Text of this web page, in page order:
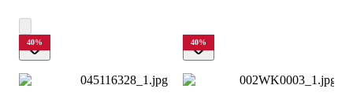
40% 40%